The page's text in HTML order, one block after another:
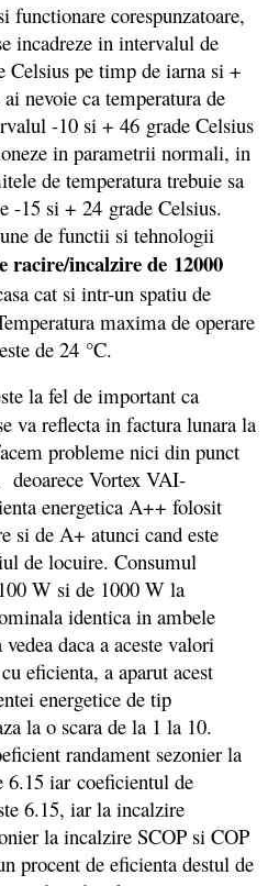
corespunzatoare,
incadreze in intervalul de
Celsius pe timp de iarna si +
nevoie ca temperatura de
-10 si + 46 grade Celsius
in parametrii normali, in
de temperatura trebuie sa
-15 si + 24 grade Celsius.
de functii si tehnologii
racire/incalzire de 12000
cat si intr-un spatiu de
maxima de operare
de 24 °C.
la fel de important ca
va reflecta in factura lunara la
probleme nici din punct
deoarece Vortex VAI-
energetica A++ folosit
si de A+ atunci cand este
de locuire. Consumul
W si de 1000 W la
identica in ambele
daca a aceste valori
eficienta, a aparut acest
energetice de tip
la o scara de la 1 la 10.
randament sezonier la
6.15 iar coeficientul de
6.15, iar la incalzire
la incalzire SCOP si COP
procent de eficienta destul de